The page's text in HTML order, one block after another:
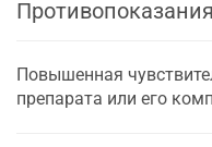
Противопоказания
Повышенная
препарата или его